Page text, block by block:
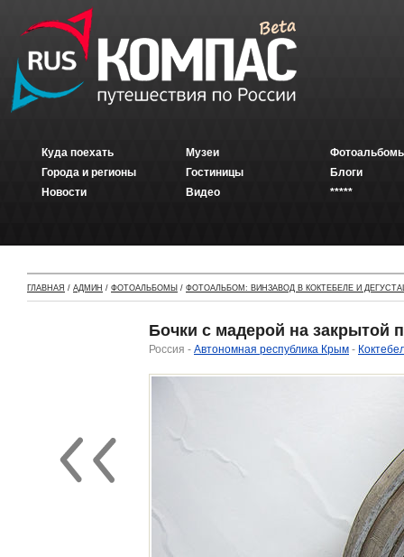
Куда поехать
Города и регионы
Новости
Музеи
Гостиницы
Видео
Блоги
*****
ГЛАВНАЯ / АДМИН / ФОТОАЛЬБОМЫ / ФОТОАЛЬБОМ: ВИНЗАВОД В КОКТЕБЕЛЕ И
Бочки с мадерой на закрытой
Россия - Автономная республика Крым -